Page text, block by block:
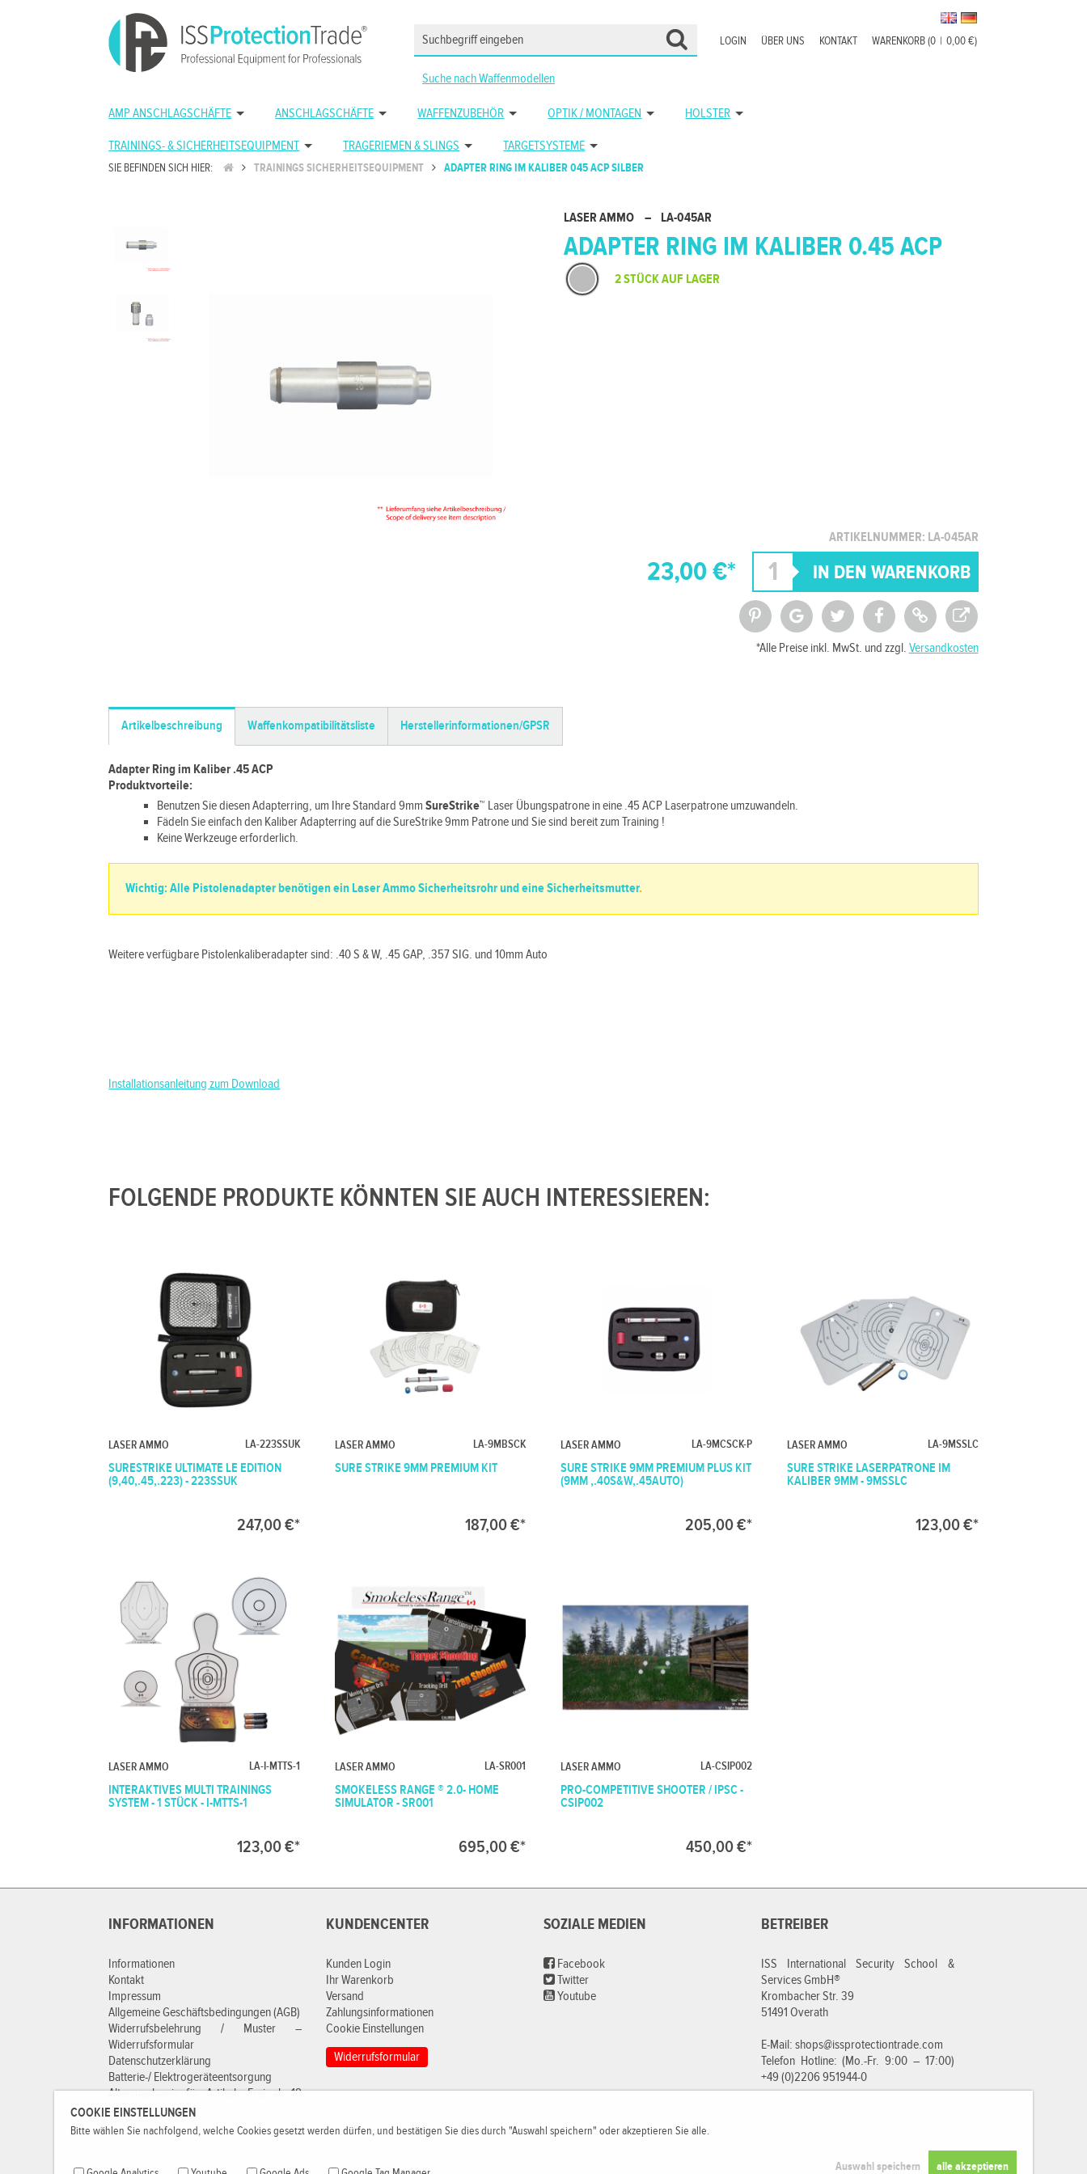
COOKIE EINSTELLUNGEN
Bitte wählen Sie nachfolgend, welche Cookies gesetzt werden dürfen, und bestätigen Sie dies durch "Auswahl speichern" oder akzeptieren Sie alle.
WARENKORB (0 | 0,00 €)
KONTAKT
ÜBER UNS
LOGIN
Suche nach Waffenmodellen
AMP ANSCHLAGSCHÄFTE ANSCHLAGSCHÄFTE WAFFENZUBEHÖR OPTIK / MONTAGEN HOLSTER
TRAININGS- & SICHERHEITSEQUIPMENT TRAGERIEMEN & SLINGS TARGETSYSTEME
SIE BEFINDEN SICH HIER: TRAININGS SICHERHEITSEQUIPMENT ADAPTER RING IM KALIBER 045 ACP SILBER
LASER AMMO – LA-045AR
ADAPTER RING IM KALIBER 0.45 ACP
ARTIKELNUMMER: LA-045AR
2 STÜCK AUF LAGER
23,00 €*
*Alle Preise inkl. MwSt. und zzgl. Versandkosten
Artikelbeschreibung Waffenkompatibilitätsliste Herstellerinformationen/GPSR
Adapter Ring im Kaliber .45 ACP
Produktvorteile:
Benutzen Sie diesen Adapterring, um Ihre Standard 9mmSureStrike™ Laser Übungspatrone in eine .45 ACP Laserpatrone umzuwandeln.
Fädeln Sie einfach den Kaliber Adapterring auf die SureStrike 9mm Patrone und Sie sind bereit zum Training !
Keine Werkzeuge erforderlich.
Wichtig: Alle Pistolenadapter benötigen ein Laser Ammo Sicherheitsrohr und eine Sicherheitsmutter.
Weitere verfügbare Pistolenkaliberadapter sind: .40 S & W, .45 GAP, .357 SIG. und 10mm Auto
Installationsanleitung zum Download
FOLGENDE PRODUKTE KÖNNTEN SIE AUCH INTERESSIEREN:
LASER AMMO LA-223SSUK
SURESTRIKE ULTIMATE LE EDITION
(9,40,.45,.223) - 223SSUK
247,00 €*
LASER AMMO LA-9MBSCK
SURE STRIKE 9MM PREMIUM KIT
187,00 €*
LASER AMMO LA-9MCSCK-P
SURE STRIKE 9MM PREMIUM PLUS KIT
(9MM ,.40S&W,.45AUTO)
205,00 €*
LASER AMMO LA-9MSSLC
SURE STRIKE LASERPATRONE IM
KALIBER 9MM - 9MSSLC
123,00 €*
LASER AMMO LA-I-MTTS-1
INTERAKTIVES MULTI TRAININGS
SYSTEM - 1 STÜCK - I-MTTS-1
123,00 €*
LASER AMMO LA-SR001
SMOKELESS RANGE ® 2.0- HOME
SIMULATOR - SR001
695,00 €*
LASER AMMO LA-CSIP002
PRO-COMPETITIVE SHOOTER / IPSC -
CSIP002
450,00 €*
INFORMATIONEN
Informationen
Kontakt
Impressum
Allgemeine Geschäftsbedingungen (AGB)
Widerrufsbelehrung / Muster –
Widerrufsformular
Datenschutzerklärung
Batterie-/ Elektrogeräteentsorgung
Altersnachweis für Artikel „Frei ab 18
Jahren“
KUNDENCENTER
Kunden Login
Ihr Warenkorb
Versand
Zahlungsinformationen
Cookie Einstellungen
Widerrufsformular
SOZIALE MEDIEN
Facebook
Twitter
Youtube
BETREIBER
ISS International Security School &
Services GmbH®
Krombacher Str. 39
51491 Overath
E-Mail: shops@issprotectiontrade.com
Telefon Hotline: (Mo.-Fr. 9:00 – 17:00)
+49 (0)2206 951944-0